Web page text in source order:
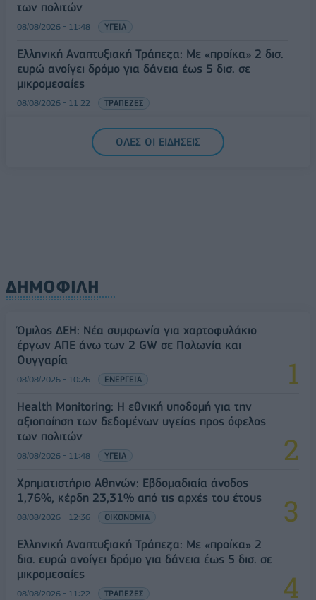
των πολιτών
08/08/2026 - 11:48 ΥΓΕΙΑ
Ελληνική Αναπτυξιακή Τράπεζα: Με «προίκα» 2 δισ.
ευρώ ανοίγει δρόμο για δάνεια έως 5 δισ. σε
μικρομεσαίες
08/08/2026 - 11:22 ΤΡΑΠΕΖΕΣ
5G παντού, 6G στον ορίζοντα: Πού βρίσκεται η
Ελλάδα στη μεγάλη τεχνολογική μετάβαση
ΟΛΕΣ ΟΙ ΕΙΔΗΣΕΙΣ
ΔΗΜΟΦΙΛΗ
Όμιλος ΔΕΗ: Νέα συμφωνία για χαρτοφυλάκιο
έργων ΑΠΕ άνω των 2 GW σε Πολωνία και
Ουγγαρία
08/08/2026 - 10:26 ΕΝΕΡΓΕΙΑ
Health Monitoring: Η εθνική υποδομή για την
αξιοποίηση των δεδομένων υγείας προς όφελος
των πολιτών
08/08/2026 - 11:48 ΥΓΕΙΑ
Χρηματιστήριο Αθηνών: Εβδομαδιαία άνοδος
1,76%, κέρδη 23,31% από τις αρχές του έτους
08/08/2026 - 12:36 ΟΙΚΟΝΟΜΙΑ
Ελληνική Αναπτυξιακή Τράπεζα: Με «προίκα» 2
δισ. ευρώ ανοίγει δρόμο για δάνεια έως 5 δισ. σε
μικρομεσαίες
08/08/2026 - 11:22 ΤΡΑΠΕΖΕΣ